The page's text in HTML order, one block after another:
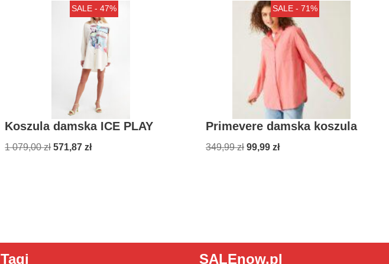
SALE - 47%
Koszula damska ICE PLAY
1 079,00zł 571,87zł
SALE - 71%
Primevere damska koszula
349,99zł 99,99 zł
Tagi SALEnow.pl